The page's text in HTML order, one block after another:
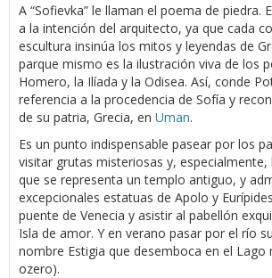
A “Sofievka” le llaman el poema de piedra.
a la intención del arquitecto, ya que cada
escultura insinúa los mitos y leyendas de
parque mismo es la ilustración viva de los
Homero, la Ilíada y la Odisea. Así, conde
referencia a la procedencia de Sofía y
de su patria, Grecia, en Uman.
Es un punto indispensable pasear por los
visitar grutas misteriosas y, especialmente,
que se representa un templo antiguo, y
excepcionales estatuas de Apolo y
puente de Venecia y asistir al pabellón
Isla de amor. Y en verano pasar por el río
nombre Estigia que desemboca en el
ozero).